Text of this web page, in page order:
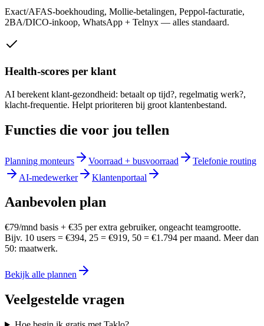
Exact/AFAS-boekhouding, Mollie-betalingen, Peppol-facturatie,
2BA/DICO-inkoop, WhatsApp + Telnyx — alles standaard.
Health-scores per klant
AI berekent klant-gezondheid: betaalt op tijd?, regelmatig werk?,
klacht-frequentie. Helpt prioriteren bij groot klantenbestand.
Functies die voor jou tellen
Planning monteurs Voorraad + busvoorraad
Telefonie routing
AI-medewerker
Klantenportaal
Aanbevolen plan
€79/mnd basis + €35 per extra gebruiker, ongeacht teamgrootte.
Bijv. 10 users = €394, 25 = €919, 50 = €1.794 per maand. Meer dan
50: maatwerk.
Bekijk alle plannen
Veelgestelde vragen